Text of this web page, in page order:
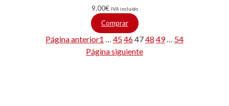
9,00€ IVA incluido
Comprar
Página anterior1 … 45464748 49… 54
Página siguiente